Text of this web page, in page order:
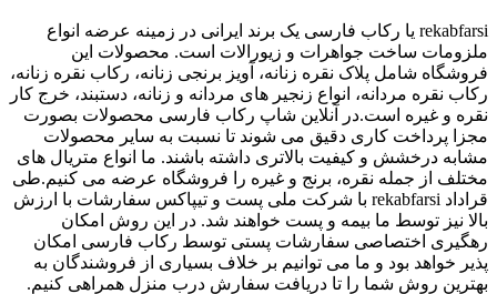
rekabfarsi یا رکاب فارسی یک برند ایرانی در زمینه عرضه انواع
ملزومات ساخت جواهرات و زیورالات است. محصولات این
فروشگاه شامل پلاک نقره زنانه، آویز برنجی زنانه، رکاب نقره زنانه،
رکاب نقره مردانه، انواع زنجیر های مردانه و زنانه، دستبند، خرج کار
نقره و غیره است.در آنلاین شاپ رکاب فارسی محصولات بصورت
مجزا پرداخت کاری دقیق می شوند تا نسبت به سایر محصولات
مشابه درخشش و کیفیت بالاتری داشته باشند. ما انواع متریال های
مختلف از جمله نقره، برنج و غیره را فروشگاه عرضه می کنیم.طی
قراداد rekabfarsi با شرکت ملی پست و تیپاکس سفارشات با ارزش
بالا نیز توسط ما بیمه و پست خواهند شد. در این روش امکان
رهگیری اختصاصی سفارشات پستی توسط رکاب فارسی امکان
پذیر خواهد بود و ما می توانیم بر خلاف بسیاری از فروشندگان به
بهترین روش شما را تا دریافت سفارش درب منزل همراهی کنیم.